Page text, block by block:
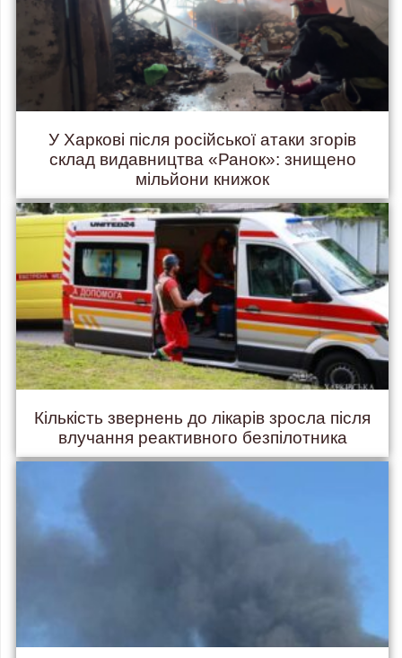
У Харкові після російської атаки згорів
склад видавництва «Ранок»: знищено
мільйони книжок
Кількість звернень до лікарів зросла після
влучання реактивного безпілотника